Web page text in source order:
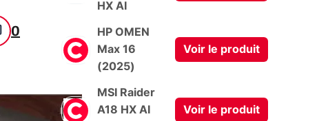
0
HX AI
HP OMEN
Max 16
(2025)
Voir le produit
MSI Raider
A18 HX AI
Voir le produit